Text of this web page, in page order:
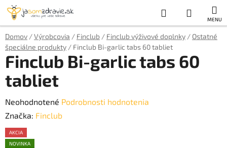
Prejsť
obsah
Hľadať
KOŠÍK
Domov /Výrobcovia / Finclub / Finclub výživové doplnky / Ostatné
špeciálne produkty / Finclub Bi-garlic tabs 60 tabliet
Finclub Bi-garlic tabs 60
tabliet
Priemerné
hodnotenie
produktu
je
Neohodnotené Podrobnosti hodnotenia
Značka: Finclub
AKCIA
NOVINKA